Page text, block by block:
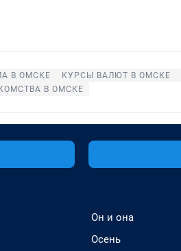
В ОМСКЕ КУРСЫ ВАЛЮТ В ОМСКЕ
В ОМСКЕ
Он и она
Осень